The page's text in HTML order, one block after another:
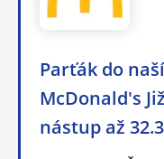
Parťák do
McDonald's
nástup až